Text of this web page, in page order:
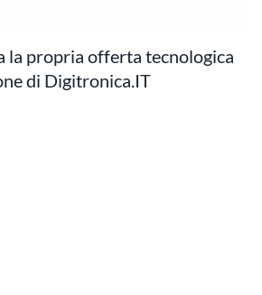
la propria offerta tecnologica
di Digitronica.IT